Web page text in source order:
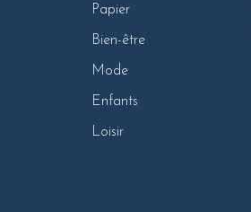
Papier
Bien-être
Mode
Enfants
Loisir